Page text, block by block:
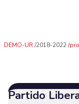
DEMO-UR 2018-2022
Partido